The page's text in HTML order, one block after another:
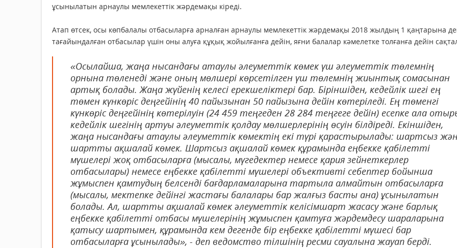
ұсынылатын арнаулы мемлекеттік жәрдемақы кіреді.
Атап өтсек, осы көпбалалы отбасыларға арналған арнаулы мемлекеттік жәрдемақы 2018 жылдың 1 қаңтарына
тағайындалған отбасылар үшін оны алуға құқық жойылғанға дейін, яғни балалар кәмелетке толғанға дейін
«Осылайша, жаңа нысандағы атаулы әлеуметтік көмек үш әлеуметтік төлемнің
орнына төленеді және оның мөлшері көрсетілген үш төлемнің жиынтық сомасынан
артық болады. Жаңа жүйенің келесі ерекшеліктері бар. Біріншіден, кедейлік шегі ең
төмен күнкөріс деңгейінің 40 пайызынан 50 пайызына дейін көтеріледі. Ең төменгі
күнкөріс деңгейінің көтерілуін (24 459 теңгеден 28 284 теңгеге дейін) есепке ала
кедейлік шегінің артуы әлеуметтік қолдау мөлшерлерінің өсуін білдіреді. Екіншіден,
жаңа нысандағы атаулы әлеуметтік көмектің екі түрі қарастырылады: шартсыз
шартты ақшалай көмек. Шартсыз ақшалай көмек құрамында еңбекке қабілетті
мүшелері жоқ отбасыларға (мысалы, мүгедектер немесе қария зейнеткерлер
отбасылары) немесе еңбекке қабілетті мүшелері объективті себептер бойынша
жұмыспен қамтудың белсенді бағдарламаларына тартыла алмайтын отбасыларға
(мысалы, мектепке дейінгі жастағы балалары бар жалғыз басты ана) ұсынылатын
болады. Ал, шартты ақшалай көмек әлеуметтік келісімшарт жасасу және барлық
еңбекке қабілетті отбасы мүшелерінің жұмыспен қамтуға жәрдемдесу шараларына
қатысу шартымен, құрамында кем дегенде бір еңбекке қабілетті мүшесі бар
отбасыларға ұсынылады», - деп ведомство тілшінің ресми сауалына жауап берді.